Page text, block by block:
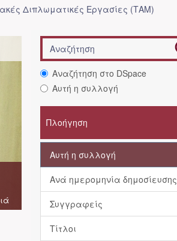
Διπλωματικές Εργασίες (ΤΑΜ)
Αναζήτηση στο DSpace
Αυτή η συλλογή
Πλοήγηση
Αυτή η συλλογή
Ανά ημερομηνία δημοσίευσης
Συγγραφείς
Τίτλοι